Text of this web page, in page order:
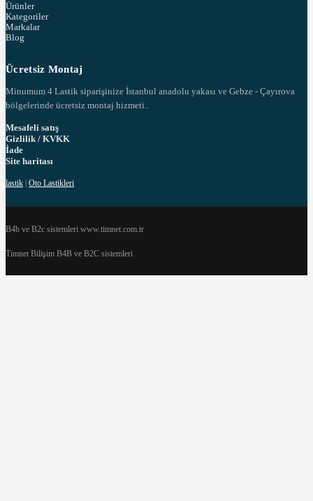
Ürünler
Kategoriler
Markalar
Blog
Ücretsiz Montaj
Minumum 4 Lastik siparişinize İstanbul anadolu yakası ve Gebze - Çayırova
bölgelerinde ücretsiz montaj hizmeti..
Mesafeli satış
Gizlilik / KVKK
İade
Site haritası
lastik | Oto Lastikleri
B4b ve B2c sistemleri www.timnet.com.tr
Timnet Bilişim B4B ve B2C sistemleri